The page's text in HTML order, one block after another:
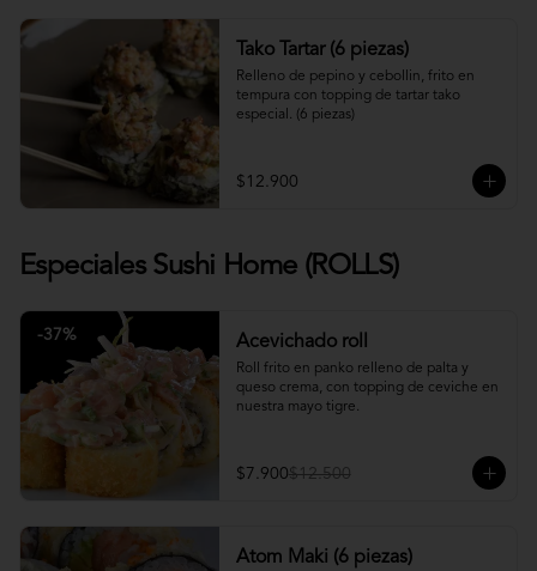
Tako Tartar (6 piezas)
Relleno de pepino y cebollin, frito en
tempura con topping de tartar tako
especial. (6 piezas)
$12.900
Especiales Sushi Home (ROLLS)
-37% Acevichado roll
Roll frito en panko relleno de palta y
queso crema, con topping de ceviche en
nuestra mayo tigre.
$7.900$12.500
Atom Maki (6 piezas)